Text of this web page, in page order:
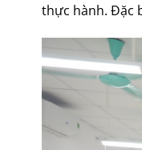
thực hành. Đặc